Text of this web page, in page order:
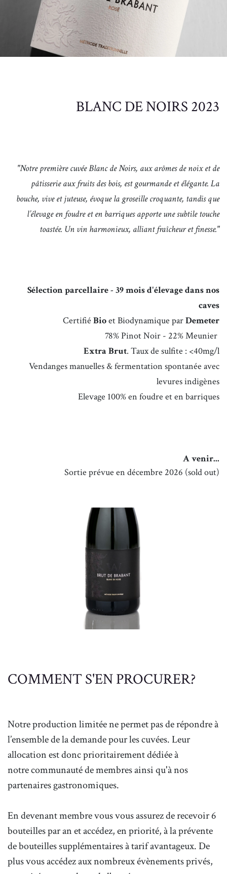
BLANC DE NOIRS 2023
"Notre première cuvée Blanc de Noirs, aux arômes de noix et de
pâtisserie aux fruits des bois, estgourmande et élégante. La
bouche, vive et juteuse, évoque la groseille croquante, tandis que
l’élevage en foudre et en barriques apporte une subtile touche
toastée. Un vin harmonieux, alliant fraîcheur et finesse."
Sélection parcellaire - 39 mois d'élevage dans nos
caves
Certifié Bioet Biodynamique parDemeter
78% Pinot Noir - 22% Meunier
Extra Brut. Taux de sulfite : <40mg/l
Vendanges manuelles & fermentation spontanée avec
levures indigènes
Elevage 100% en foudre et en barriques
A venir...
Sortie prévue en décembre 2026 (sold out)
COMMENT S'EN PROCURER?
Notre production limitée ne permet pas de répondre à
l’ensemble de la demande pour les cuvées. Leur
allocation est donc prioritairement dédiée à
notre communauté de membres ainsi qu'à nos
partenaires gastronomiques.
En devenant membre vous vous assurez de recevoir 6
bouteilles par an et accédez, en priorité, à la prévente
de bouteilles supplémentaires à tarif avantageux. De
plus vous accédez aux nombreux évènements privés,